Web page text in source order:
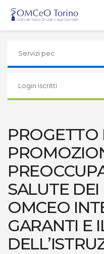
Servizi pec
Login iscritti
SALUTE
OMCEO
GARANTI E